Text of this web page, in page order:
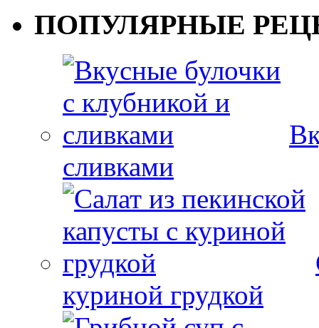
ПОПУЛЯРНЫЕ
сливками
куриной грудкой